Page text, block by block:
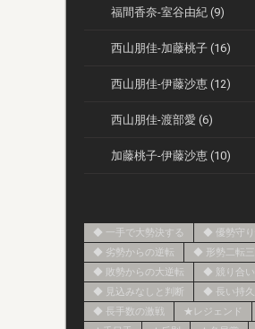
福間香奈-室谷由紀 (9)
西山朋佳-加藤桃子 (16)
西山朋佳-伊藤沙恵 (12)
西山朋佳-渡部愛 (6)
加藤桃子-伊藤沙恵 (10)
◆ 一手で大勢決する
◆ 優勢守り
◆ 劣勢からの逆転
◆ 形勢二転
◆ 敗勢からの大逆転
◆ 競り合い
◆ 見込みなしと判断
◆ 長い持
◆ 長手数の激戦
★レジェンド